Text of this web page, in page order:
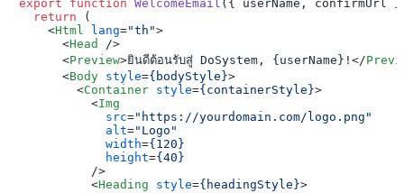
export
function WelcomeEmail ( { userName, confirmUrl }:
return (
<Html lang="th">
<Head
/>
<Preview>ยินดีต้อนรับสู่ DoSystem, {userName}! </
<Body style={bodyStyle}>
<Container style={containerStyle}>
<Img
src="https://yourdomain.com/logo.png"
alt="Logo"
width={120}
height={40}
          />
<Heading style={headingStyle}>